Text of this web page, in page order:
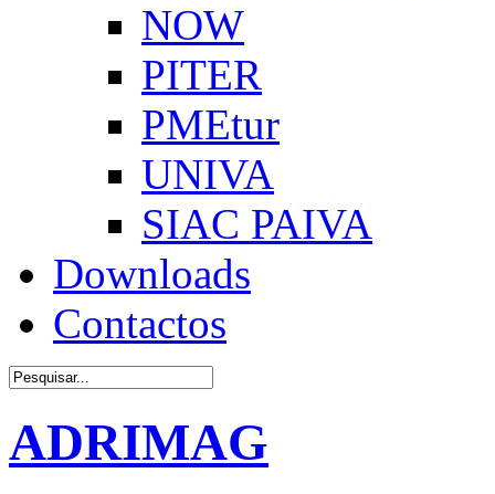
NOW
PITER
PMEtur
UNIVA
SIAC PAIVA
Downloads
Contactos
ADRIMAG